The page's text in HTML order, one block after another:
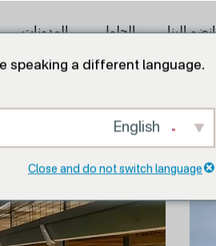
المدونات الحلول انضم إلينا
speaking a different language.
English
Close and do not switch language